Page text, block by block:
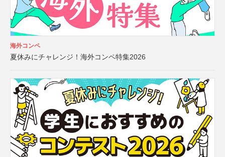
海外コンペ
夏休みにチャレンジ！海外コンペ特集2026